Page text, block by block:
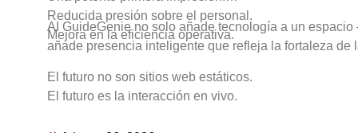
Reducida presión sobre el personal.
Mejora en la eficiencia operativa.
AI GuideGenie no solo añade tecnología a un
añade presencia inteligente que refleja la fortaleza de
El futuro no son sitios web estáticos.
El futuro es la interacción en vivo.